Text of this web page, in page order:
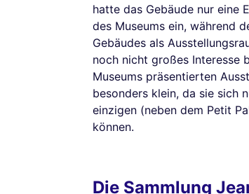
hatte das Gebäude nur eine
des Museums ein, während
Gebäudes als
noch nicht großes Interesse
Museums präsentierten
besonders klein, da sie sich
einzigen (neben dem Petit
können.
Die Sammlung